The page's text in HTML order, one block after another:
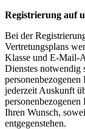
Registrierung auf
Bei der
Vertretungsplans
Klasse und E-Mail-
Dienstes notwendig
jederzeit Auskunft
Ihren Wunsch,
entgegenstehen.